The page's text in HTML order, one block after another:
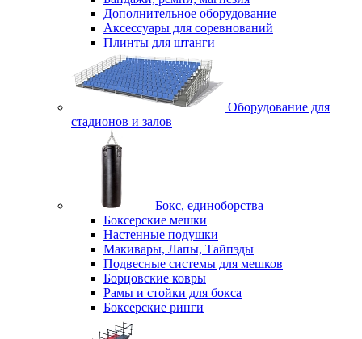
Дополнительное оборудование
Аксессуары для соревнований
Плинты для штанги
Оборудование для
стадионов и залов
Бокс, единоборства
Боксерские мешки
Настенные подушки
Макивары, Лапы, Тайпэды
Подвесные системы для мешков
Борцовские ковры
Рамы и стойки для бокса
Боксерские ринги